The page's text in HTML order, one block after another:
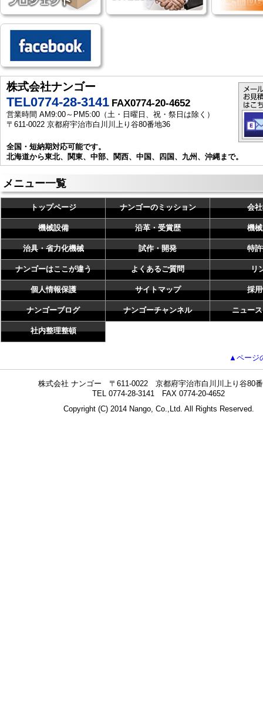
株式会社ナンゴー
TEL0774-28-3141 FAX0774-20-4652
営業時間 AM9:00～PM5:00（土・日曜日、祝・祭日は除く）
〒611-0022 京都府宇治市白川川上り谷80番地36
全国・短納期対応可能です。
北海道から東北、関東、中部、関西、中国、四国、九州、沖縄まで。
メニュー一覧
トップページ ナンゴーのミッション 会
機械設備 沿革・受賞歴 機
治具・省力化機械 試作・開発 特
ナンゴーはここが違う よくあるご質問 リ
個人情報保護 サイトマップ 採
ナンゴーブログ ナンゴーチャンネル ニュー
社内整理整頓
▲ページ
株式会社 ナンゴー 〒611-0022 京都府宇治市白川川上り谷80
TEL 0774-28-3141 FAX 0774-20-4652
Copyright (C) 2014 Nango, Co.,Ltd. All Rights Reserved.